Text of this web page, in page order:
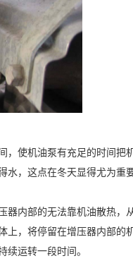
使机油泵有充足的时间把
，这点在冬天显得尤为重要
内部的无法靠机油散热，
，将停留在增压器内部的
续运转一段时间。